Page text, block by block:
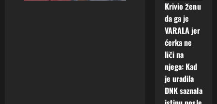
Krivio ženu
da ga je
VARALA jer
ćerka ne
liči na
njega: Kad
je uradila
DNK saznala